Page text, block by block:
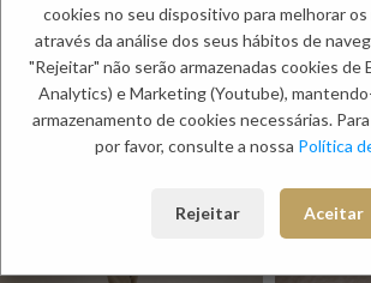
NOVO NOVO
cookies no seu dispositivo para melhorar
através da análise dos seus hábitos de
"Rejeitar" não serão armazenadas cookies
Analytics) e Marketing (Youtube),
armazenamento de cookies necessárias.
por favor, consulte a nossa Política
Rejeitar Aceitar